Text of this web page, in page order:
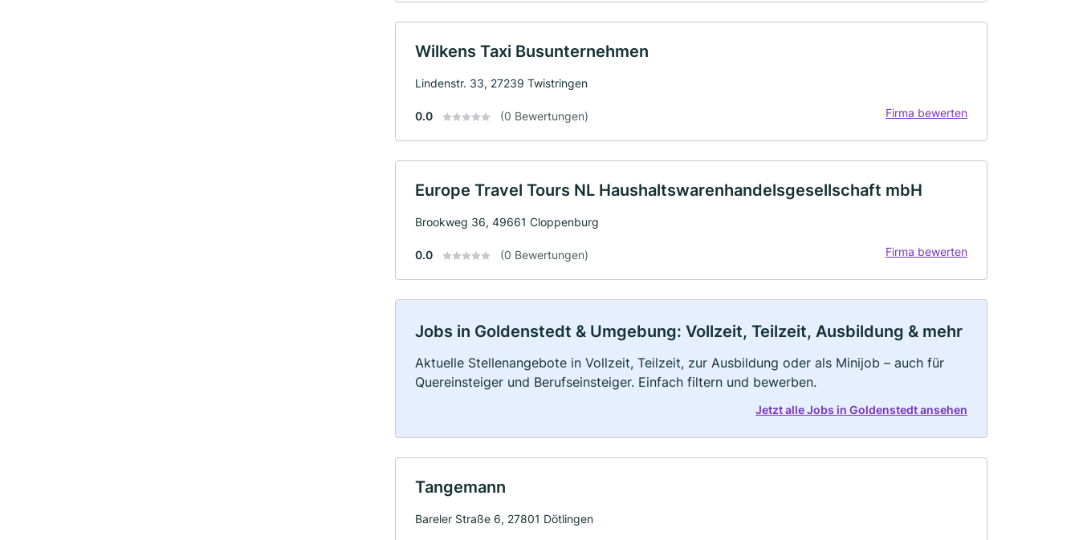
Wilkens Taxi Busunternehmen
Lindenstr. 33, 27239 Twistringen
0.0 (0 Bewertungen) Firma bewerten
Europe Travel Tours NL Haushaltswarenhandelsgesellschaft mbH
Brookweg 36, 49661 Cloppenburg
0.0 (0 Bewertungen) Firma bewerten
Jobs in Goldenstedt & Umgebung: Vollzeit, Teilzeit, Ausbildung & mehr
Aktuelle Stellenangebote in Vollzeit, Teilzeit, zur Ausbildung oder als Minijob – auch für
Quereinsteiger und Berufseinsteiger. Einfach filtern und bewerben.
Jetzt alle Jobs in Goldenstedt ansehen
Tangemann
Bareler Straße 6, 27801 Dötlingen